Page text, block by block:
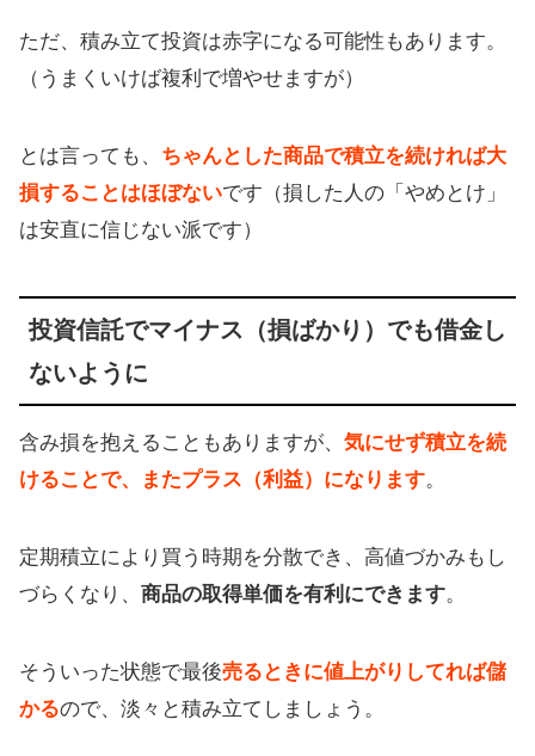
ただ、積み立て投資は赤字になる可能性もあります。
（うまくいけば複利で増やせますが）
とは言っても、 ちゃんとした商品で積立を続ければ大
損することはほぼないです（損した人の「やめとけ」
は安直に信じない派です）
投資信託でマイナス（損ばかり）でも借金し
ないように
含み損を抱えることもありますが、 気にせず積立を続
けることで、またプラス（利益）になります。
定期積立により買う時期を分散でき、高値づかみもし
づらくなり、 商品の取得単価を有利にできます。
そういった状態で最後売るときに値上がりしてれば儲
かるので、淡々と積み立てしましょう。